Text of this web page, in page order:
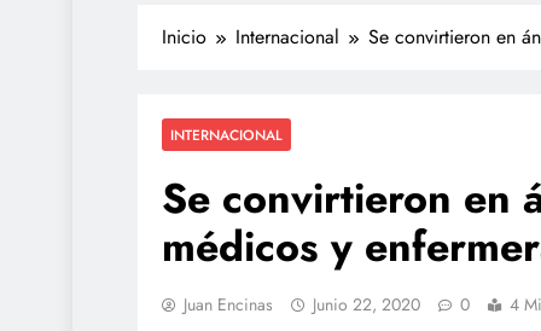
Inicio Internacional Se convirtieron en
INTERNACIONAL
Se convirtieron en
médicos y
Juan Encinas Junio 22, 2020 0 4